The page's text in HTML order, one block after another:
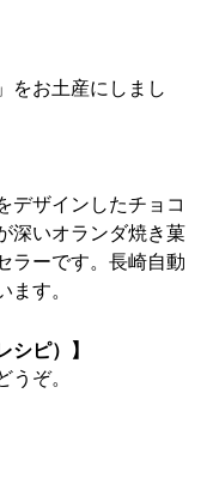
をお土産にしまし
デザインしたチョコ
深いオランダ焼き菓
ラーです。長崎自動
ます。
シピ）】
うぞ。